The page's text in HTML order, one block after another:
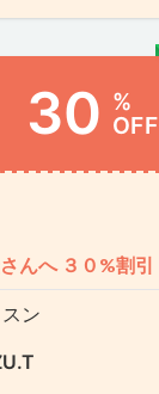
30 %
OFF
新しい生徒さんへ ３０%割引
ン